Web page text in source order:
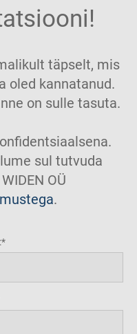
täpselt, mis
oled kannatanud.
on sulle tasuta.
sul tutvuda
OÜ
.